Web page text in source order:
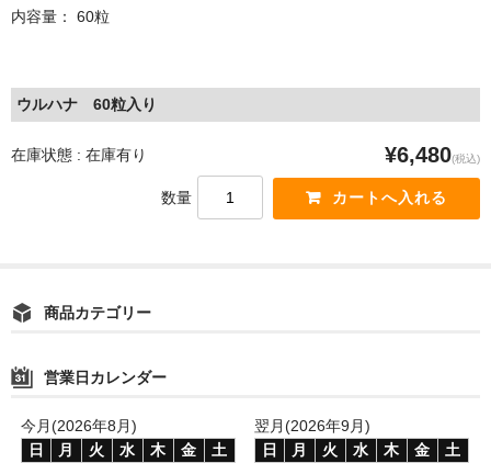
内容量： 60粒
ウルハナ 60粒入り
在庫状態 : 在庫有り ¥6,480(税込)
数量
商品カテゴリー
営業日カレンダー
今月(2026年8月)
日
月 火 水 木 金 土
翌月(2026年9月)
日
月 火 水 木 金 土